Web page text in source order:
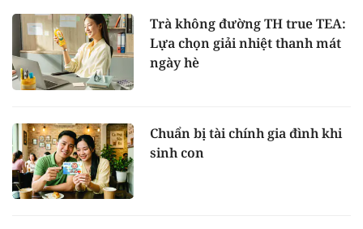
Trà không đường TH true TEA:
Lựa chọn giải nhiệt thanh mát
ngày hè
Chuẩn bị tài chính gia đình khi
sinh con